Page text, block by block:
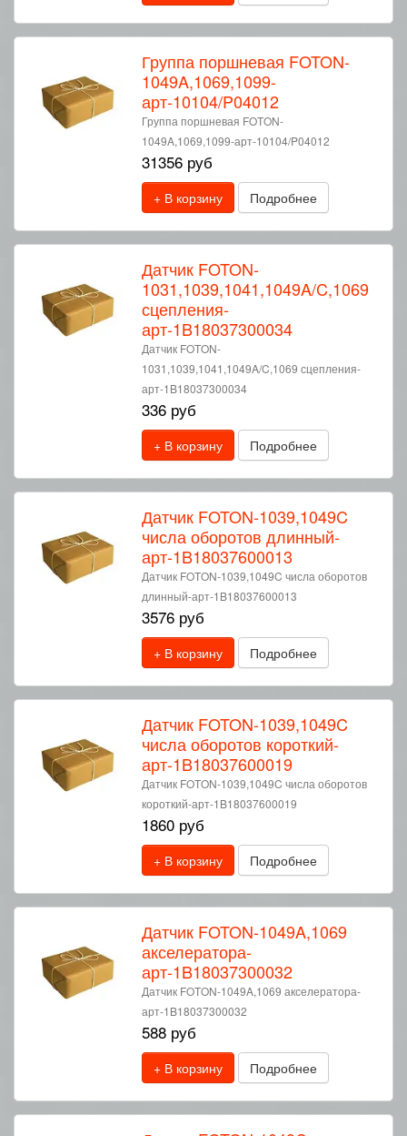
Группа поршневая FOTON-
1049A,1069,1099-
арт-10104/P04012
Группа поршневая FOTON-
1049A,1069,1099-арт-10104/P04012
31356 руб
+ В корзину Подробнее
Датчик FOTON-
1031,1039,1041,1049A/C,1069
сцепления-
арт-1B18037300034
Датчик FOTON-
1031,1039,1041,1049A/C,1069 сцепления-
арт-1B18037300034
336 руб
+ В корзину Подробнее
Датчик FOTON-1039,1049C
числа оборотов длинный-
арт-1B18037600013
Датчик FOTON-1039,1049C числа оборотов
длинный-арт-1B18037600013
3576 руб
+ В корзину Подробнее
Датчик FOTON-1039,1049C
числа оборотов короткий-
арт-1B18037600019
Датчик FOTON-1039,1049C числа оборотов
короткий-арт-1B18037600019
1860 руб
+ В корзину Подробнее
Датчик FOTON-1049A,1069
акселератора-
арт-1B18037300032
Датчик FOTON-1049A,1069 акселератора-
арт-1B18037300032
588 руб
+ В корзину Подробнее